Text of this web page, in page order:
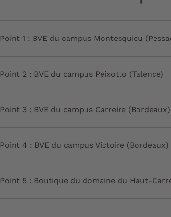
Point 1 : BVE du campus Montesquieu
Point 2 : BVE du campus Peixotto (Talence)
Point 3 : BVE du campus Carreire (Bordeaux)
Point 4 : BVE du campus Victoire (Bordeaux)
Point 5 : Boutique du domaine du Haut-